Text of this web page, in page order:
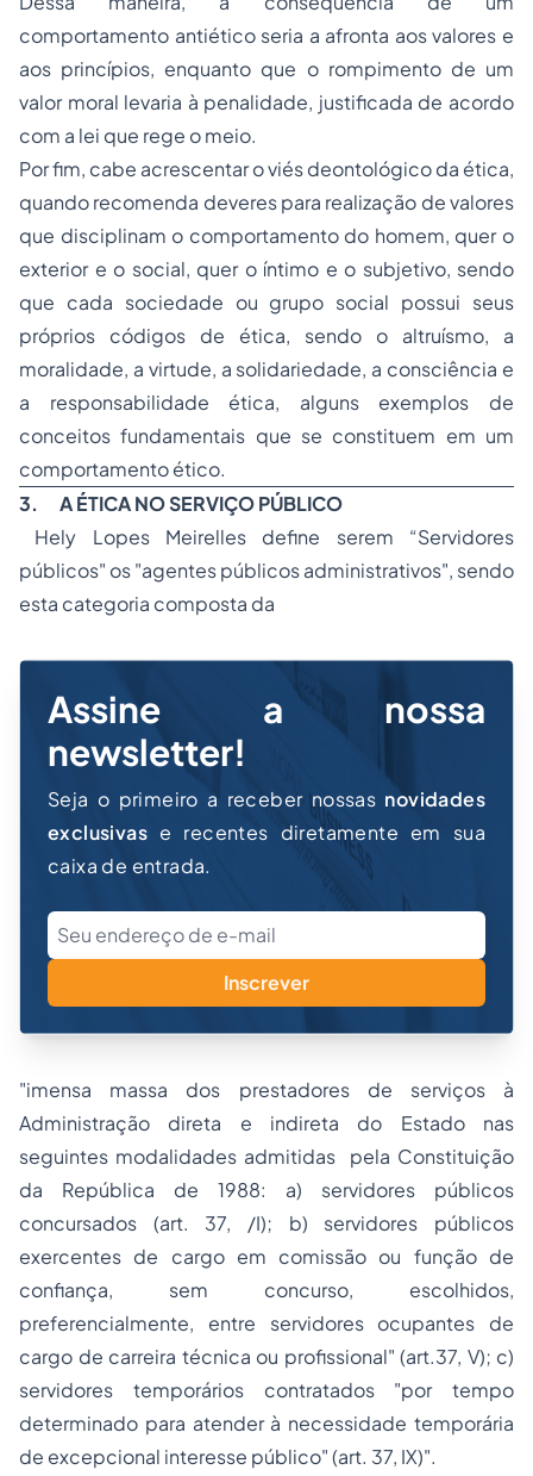
comportamento antiético seria a afronta aos valores e
aos princípios, enquanto que o rompimento de um
valor moral levaria à penalidade, justificada de acordo
com a lei que rege o meio.
Por fim, cabe acrescentar o viés deontológico da ética,
quando recomenda deveres para realização de valores
que disciplinam o comportamento do homem, quer o
exterior e o social, quer o íntimo e o subjetivo, sendo
que cada sociedade ou grupo social possui seus
próprios códigos de ética, sendo o altruísmo, a
moralidade, a virtude, a solidariedade, a consciência e
a responsabilidade ética, alguns exemplos de
conceitos fundamentais que se constituem em um
comportamento ético.
3. A ÉTICA NO SERVIÇO PÚBLICO
Hely Lopes Meirelles define serem “Servidores
públicos" os"agentes públicos administrativos", sendo
esta categoria composta da
Assine a nossa
newsletter!
Seja o primeiro a receber nossas novidades
exclusivas e recentes diretamente em sua
caixa de entrada.
Inscrever
"imensa massa dos prestadores de serviços à
Administração direta e indireta do Estado nas
seguintes modalidades admitidas pela Constituição
da República de 1988: a) servidores públicos
concursados (art. 37, /I); b) servidores públicos
exercentes de cargo em comissão ou função de
confiança, sem concurso, escolhidos,
preferencialmente, entre servidores ocupantes de
cargo de carreira técnica ou profissional" (art.37, V); c)
servidores temporários contratados "por tempo
determinado para atender à necessidade temporária
de excepcional interesse público" (art. 37, IX)".